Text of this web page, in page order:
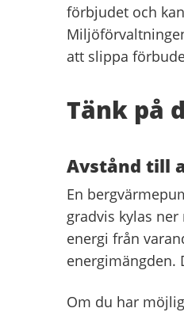
förbjudet och
att slippa
Tänk på
Avstånd till
En
gradvis kylas
energi från
energimängden.
Om du har